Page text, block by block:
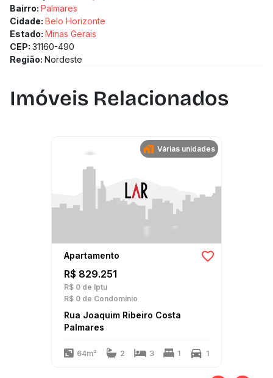
Bairro: Palmares
Cidade: Belo Horizonte
Estado: Minas Gerais
CEP: 31160-490
Região: Nordeste
Imóveis Relacionados
Várias unidades
Apartamento
R$ 829.251
R$ 0 de Iptu
R$ 0 de Condomínio
Rua Joaquim Ribeiro Costa
Palmares
64m² 2 3 1 1